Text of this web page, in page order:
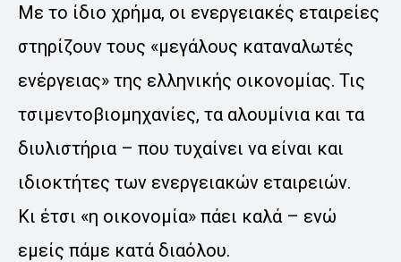
Με το ίδιο χρήμα, οι ενεργειακές εταιρείες
στηρίζουν τους «μεγάλους καταναλωτές
ενέργειας» της ελληνικής οικονομίας. Τις
τσιμεντοβιομηχανίες, τα αλουμίνια και τα
διυλιστήρια – που τυχαίνει να είναι και
ιδιοκτήτες των ενεργειακών εταιρειών.
Κι έτσι «η οικονομία» πάει καλά – ενώ
εμείς πάμε κατά διαόλου.